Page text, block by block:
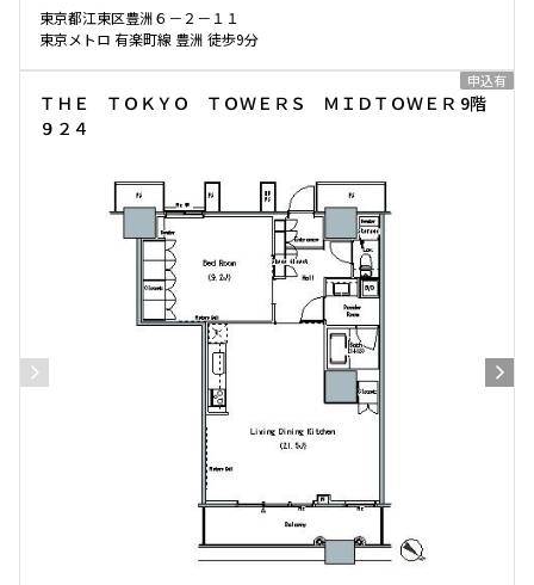
建物施設やお部屋の設備、方位、階数などの絞り込みが
できます
設定する
検索対象お部屋数
382
お部屋を再検索
東京都江東区豊洲６－２－１１
東京メトロ 有楽町線 豊洲 徒歩9分
ＴＨＥ ＴＯＫＹＯ ＴＯＷＥＲＳ ＭＩＤＴＯＷＥＲ 9階
９２４
申込有